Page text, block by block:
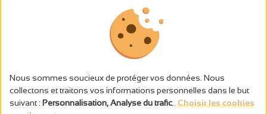
Nous sommes soucieux de protéger vos données. Nous
collectons et traitons vos informations personnelles dans le but
suivant : Personnalisation, Analyse du trafic Choisir les cookies